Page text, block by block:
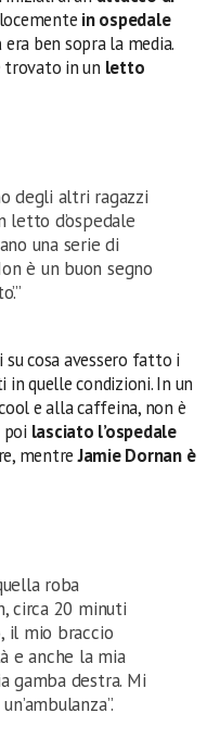
in ospedale
era ben sopra la media.
trovato in un letto
degli altri ragazzi
letto d’ospedale
una serie di
è un buon segno
cosa avessero fatto i
quelle condizioni. In un
e alla caffeina, non è
poi lasciato l’ospedale
mentreJamie Dornan è
roba
circa 20 minuti
il mio braccio
e anche la mia
gamba destra. Mi